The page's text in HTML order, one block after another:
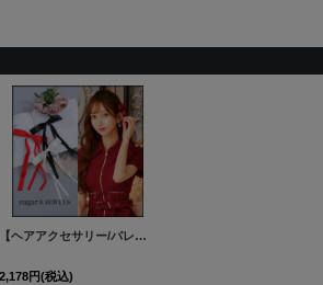
【ヘアアクセサリー/バレッタ】リボンヘアクリップ【3カラー】[OF02]
2,178円(税込)